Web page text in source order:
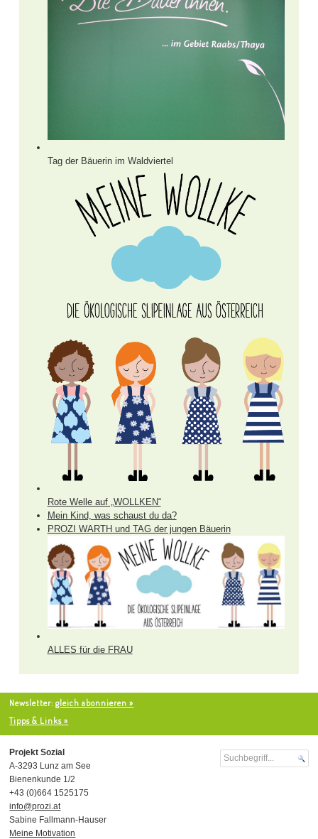
Tag der Bäuerin im Waldviertel
Rote Welle auf „WOLLKEN“
Mein Kind, was schaust du da?
PROZI WARTH und TAG der jungen Bäuerin
ALLES für die FRAU
Newsletter:gleich abonnieren »
Tipps & Links »
Projekt Sozial
A-3293 Lunz am See
Bienenkunde 1/2
+43 (0)664 1525175
info@prozi.at
Sabine Fallmann-Hauser
Meine Motivation